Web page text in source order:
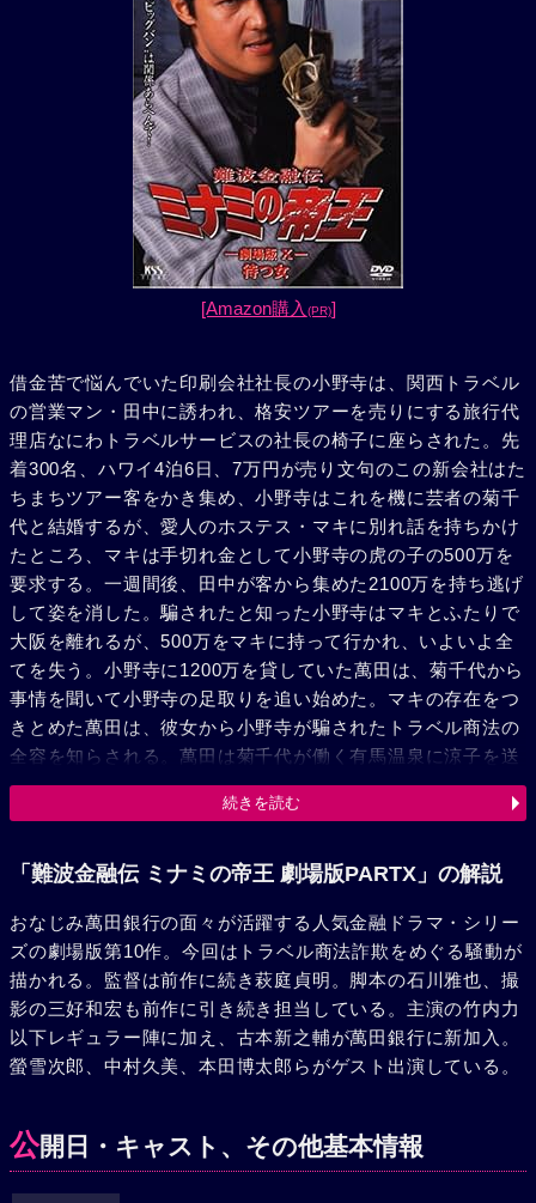
[Amazon購入 (PR)]
借金苦で悩んでいた印刷会社社長の小野寺は、関西トラベル
の営業マン・田中に誘われ、格安ツアーを売りにする旅行代
理店なにわトラベルサービスの社長の椅子に座らされた。先
着300名、ハワイ4泊6日、7万円が売り文句のこの新会社はた
ちまちツアー客をかき集め、小野寺はこれを機に芸者の菊千
代と結婚するが、愛人のホステス・マキに別れ話を持ちかけ
たところ、マキは手切れ金として小野寺の虎の子の500万を
要求する。一週間後、田中が客から集めた2100万を持ち逃げ
して姿を消した。騙されたと知った小野寺はマキとふたりで
大阪を離れるが、500万をマキに持って行かれ、いよいよ全
てを失う。小野寺に1200万を貸していた萬田は、菊千代から
事情を聞いて小野寺の足取りを追い始めた。マキの存在をつ
きとめた萬田は、彼女から小野寺が騙されたトラベル商法の
全容を知らされる。萬田は菊千代が働く有馬温泉に涼子を送
り込み、涼子は菊千代のもとで芸者として働きながら小野寺
が現れるのを待った。一方、麻子は田中の素性を調べるう
つきとめる。やがて、小野寺の身柄を押さえた萬田は、彼を
に5000万の見せ金を用意して緒方を安心させ、関西トラベル
から150人分のハワイ往復チケットを小切手で購入。すぐに
チケットは金券屋で換金し、見せ金は引き出して小切手を不
渡りにさせるという計画であった。これで萬田への借金を返
済した小野寺は、警察に自首してやり直すと言う。萬田は緒
方と田中の犯罪を見逃してやる代わりに5000万を小野寺に払
続きを読む
「難波金融伝 ミナミの帝王 劇場版PARTX」の解説
おなじみ萬田銀行の面々が活躍する人気金融ドラマ・シリー
ズの劇場版第10作。今回はトラベル商法詐欺をめぐる騒動が
描かれる。監督は前作に続き萩庭貞明。脚本の石川雅也、撮
影の三好和宏も前作に引き続き担当している。主演の竹内力
以下レギュラー陣に加え、古本新之輔が萬田銀行に新加入。
螢雪次郎、中村久美、本田博太郎らがゲスト出演している。
公開日・キャスト、その他基本情報